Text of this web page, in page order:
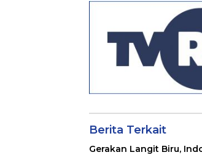
Berita Terkait
Gerakan Langit Biru,